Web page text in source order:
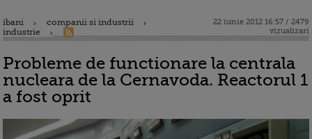
ibani
companii si industrii
industrie
22 iunie 2012 16:57 / 2479
vizualizari
Probleme de functionare la centrala
nucleara de la Cernavoda. Reactorul 1
a fost oprit